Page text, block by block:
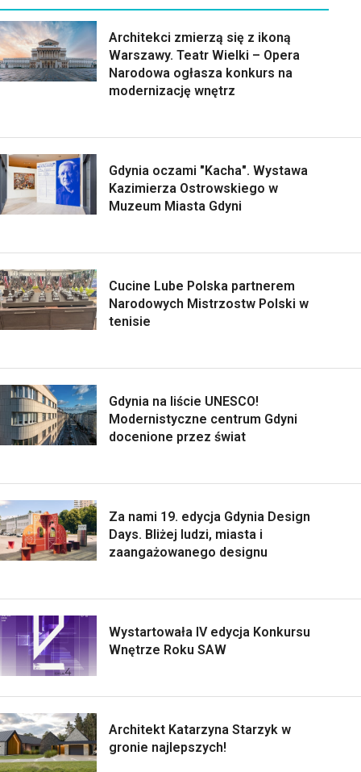
Architekci zmierzą się z ikoną
Warszawy. Teatr Wielki – Opera
Narodowa ogłasza konkurs na
modernizację wnętrz
Gdynia oczami "Kacha". Wystawa
Kazimierza Ostrowskiego w
Muzeum Miasta Gdyni
Cucine Lube Polska partnerem
Narodowych Mistrzostw Polski w
tenisie
Gdynia na liście UNESCO!
Modernistyczne centrum Gdyni
docenione przez świat
Za nami 19. edycja Gdynia Design
Days. Bliżej ludzi, miasta i
zaangażowanego designu
Wystartowała IV edycja Konkursu
Wnętrze Roku SAW
Architekt Katarzyna Starzyk w
gronie najlepszych!